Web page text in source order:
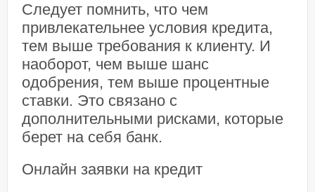
Следует помнить, что чем
привлекательнее условия кредита,
тем выше требования к клиенту. И
наоборот, чем выше шанс
одобрения, тем выше процентные
ставки. Это связано с
дополнительными рисками, которые
берет на себя банк.
Онлайн заявки на кредит